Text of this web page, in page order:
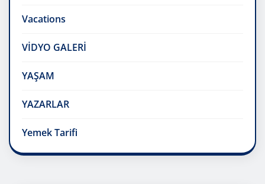
Vacations
VİDYO GALERİ
YAŞAM
YAZARLAR
Yemek Tarifi